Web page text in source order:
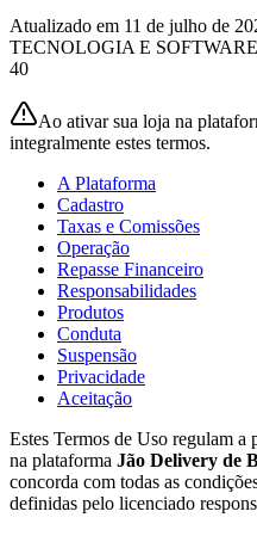
Atualizado em 11 de julho de
TECNOLOGIA E
40
Ao ativar sua loja na
integralmente estes termos.
A Plataforma
Cadastro
Taxas e Comissões
Operação
Repasse Financeiro
Responsabilidades
Produtos
Conduta
Suspensão
Privacidade
Aceitação
Estes Termos de Uso regulam a
na plataforma Jão Delivery de
concorda com todas as
definidas pelo licenciado